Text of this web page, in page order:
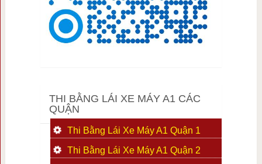
THI BẰNG LÁI XE MÁY A1 CÁC
QUẬN
Thi Bằng Lái Xe Máy A1 Quận 1
Thi Bằng Lái Xe Máy A1 Quận 2